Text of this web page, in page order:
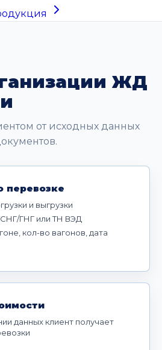
ЖД
от исходных данных
перевозке
и выгрузки
ГНГ или ТН ВЭД
кол-во вагонов, дата
данных клиент получает